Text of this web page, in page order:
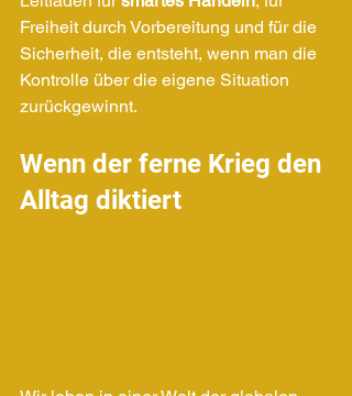
Freiheit durch Vorbereitung und für die
Sicherheit, die entsteht, wenn man die
Kontrolle über die eigene Situation
zurückgewinnt.
Wenn der ferne Krieg den
Alltag diktiert